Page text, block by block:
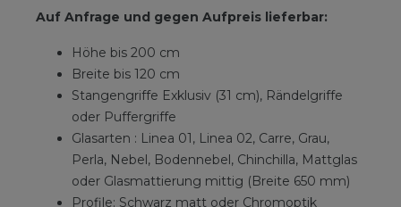
Auf Anfrage und gegen Aufpreis lieferbar:
Höhe bis 200 cm
Breite bis 120 cm
Stangengriffe Exklusiv (31 cm), Rändelgriffe
oder Puffergriffe
Glasarten : Linea 01, Linea 02, Carre, Grau,
Perla, Nebel, Bodennebel, Chinchilla, Mattglas
oder Glasmattierung mittig (Breite 650 mm)
Profile: Schwarz matt oder Chromoptik